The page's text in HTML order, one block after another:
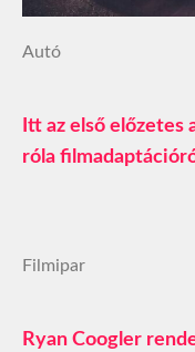
Autó
Itt az első előzetes
róla
Filmipar
Ryan Coogler